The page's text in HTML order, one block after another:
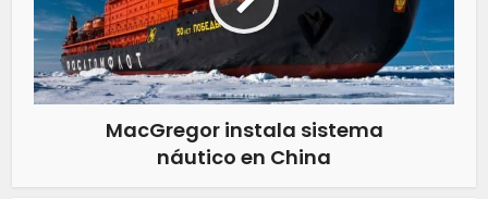
MacGregor instala sistema
náutico en China